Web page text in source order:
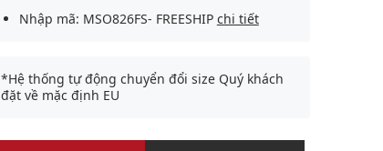
Nhập mã: MSO826FS- FREESHIP chi tiết
*Hệ thống tự động chuyển đổi size Quý khách
đặt về mặc định EU